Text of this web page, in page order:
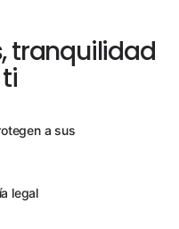
tranquilidad
a sus
legal